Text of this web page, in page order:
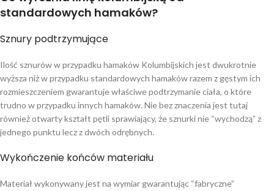
standardowych hamaków?
Sznury podtrzymujące
Ilość sznurów w przypadku hamaków Kolumbijskich jest dwukrotnie
wyższa niż w przypadku standardowych hamaków razem z gęstym ich
rozmieszczeniem gwarantuje właściwe podtrzymanie ciała, o które
trudno w przypadku innych hamaków. Nie bez znaczenia jest tutaj
również otwarty kształt pętli sprawiający, że sznurki nie “wychodzą” z
jednego punktu lecz z dwóch odrębnych.
Wykończenie końców materiału
Materiał wykonywany jest na wymiar gwarantując “fabryczne”